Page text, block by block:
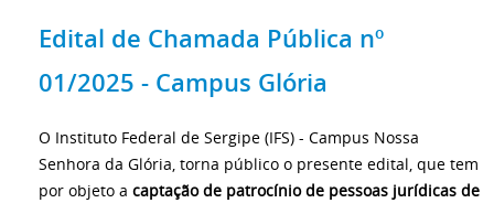
Edital de Chamada Pública nº
01/2025 - Campus Glória
O Instituto Federal de Sergipe (IFS) - Campus Nossa
Senhora da Glória, torna público o presente edital, que tem
por objeto a captação de patrocínio de pessoas jurídicas de